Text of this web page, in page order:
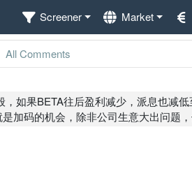
Screener Market
All Comments
如果BETA往后盈利减少，派息也减
加码的机会，除非公司生意大出问题
发展多元生意，目前股息派发记录很
多过危机。